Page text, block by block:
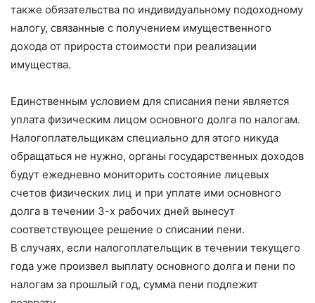
также обязательства по индивидуальному подоходному
налогу, связанные с получением имущественного
дохода от прироста стоимости при реализации
имущества.
Единственным условием для списания пени является
уплата физическим лицом основного долга по налогам.
Налогоплательщикам специально для этого никуда
обращаться не нужно, органы государственных доходов
будут ежедневно мониторить состояние лицевых
счетов физических лиц и при уплате ими основного
долга в течении 3-х рабочих дней вынесут
соответствующее решение о списании пени.
В случаях, если налогоплательщик в течении текущего
года уже произвел выплату основного долга и пени по
налогам за прошлый год, сумма пени подлежит